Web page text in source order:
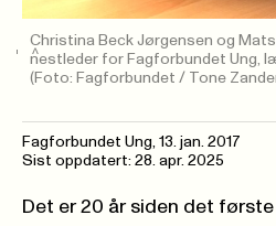
Christina Beck Jørgensen og
nestleder for Fagforbundet Ung,
(Foto: Fagforbundet / Tone
Fagforbundet Ung, 13. jan. 2017
Sist oppdatert: 28. apr. 2025
Det er 20 år siden det